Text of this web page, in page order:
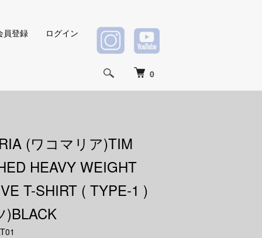
0
員登録 ログイン
(ワコマリア)TIM
HEAVY WEIGHT
T-SHIRT ( TYPE-1 )
)BLACK